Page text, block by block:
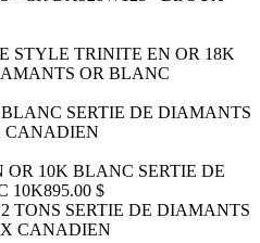
STYLE TRINITE EN OR 18K
OR BLANC
OR 10K BLANC SERTIE DE
10K895.00 $